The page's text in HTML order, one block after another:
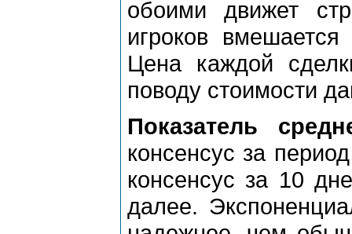
обоими движет
игроков
Цена каждой
поводу стоимости
Показатель
консенсус за
консенсус за 10
далее.